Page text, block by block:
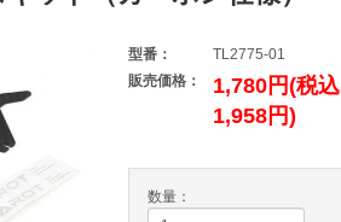
型番：
TL2775-01
販売価格：
1,780円(税込
1,958円)
数量：